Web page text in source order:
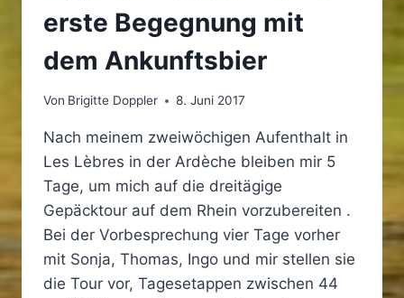
erste Begegnung mit
dem Ankunftsbier
Von Brigitte Doppler 8. Juni 2017
Nach meinem zweiwöchigen Aufenthalt in
Les Lèbres in der Ardèche bleiben mir 5
Tage, um mich auf die dreitägige
Gepäcktour auf dem Rhein vorzubereiten .
Bei der Vorbesprechung vier Tage vorher
mit Sonja, Thomas, Ingo und mir stellen sie
die Tour vor, Tagesetappen zwischen 44